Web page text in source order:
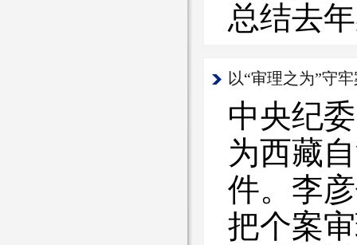
总结去
以“审理之为”守
中央纪
为西藏
件。李
把个案